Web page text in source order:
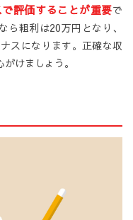
評価することが重要で
ら粗利は20万円となり、
スになります。正確な収
けましょう。